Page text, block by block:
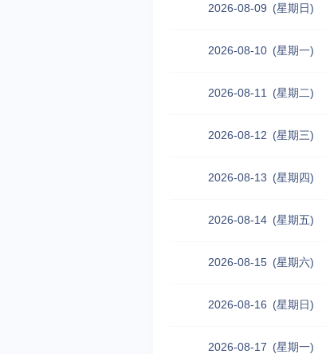
2026-08-09 (星期日)
2026-08-10 (星期一)
2026-08-11 (星期二)
2026-08-12 (星期三)
2026-08-13 (星期四)
2026-08-14 (星期五)
2026-08-15 (星期六)
2026-08-16 (星期日)
2026-08-17 (星期一)